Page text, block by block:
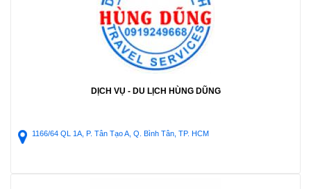
DỊCH VỤ - DU LỊCH HÙNG DŨNG
1166/64 QL 1A, P. Tân Tạo A, Q. Bình Tân, TP. HCM